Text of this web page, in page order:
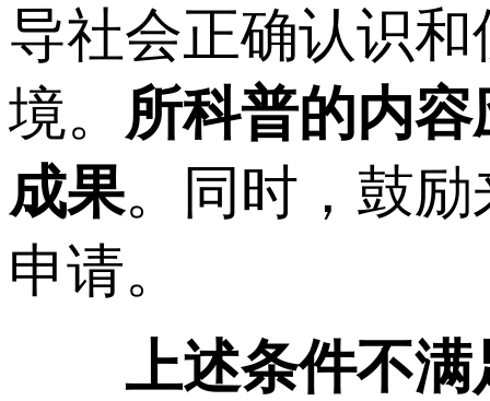
导社会正确认识
境。 所科普的内
成果。同时，鼓
申请。
上述条件不满